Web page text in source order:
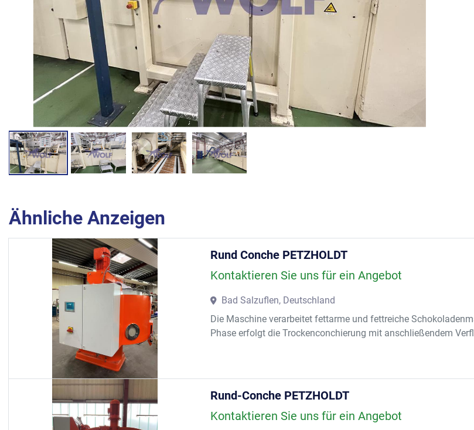
Ähnliche Anzeigen
Rund Conche PETZHOLDT
Kontaktieren Sie uns für ein Angebot
Bad Salzuflen, Deutschland
Die Maschine verarbeitet fettarme und fettreiche
Phase erfolgt die Trockenconchierung mit anschließendem
Rund-Conche PETZHOLDT
Kontaktieren Sie uns für ein Angebot